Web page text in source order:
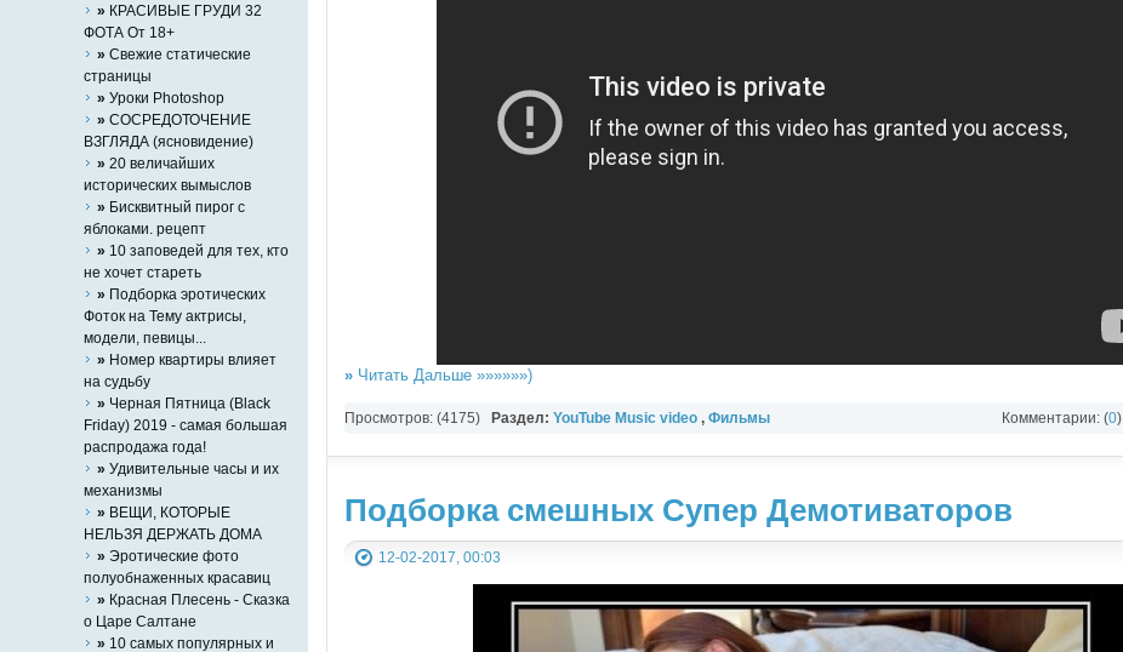
»Читать Дальше »»»»»»)
Комментарии: (0)
Просмотров: (4175) Раздел: YouTube Music video , Фильмы
Подборка смешных Супер Демотиваторов
12-02-2017, 00:03
» КРАСИВЫЕ ГРУДИ 32
ФОТА От 18+
» Свежие статические
страницы
» Уроки Photoshop
» СОСРЕДОТОЧЕНИЕ
ВЗГЛЯДА (ясновидение)
» 20 величайших
исторических вымыслов
» Бисквитный пирог с
яблоками. рецепт
» 10 заповедей для тех, кто
не хочет стареть
» Подборка эротических
Фоток на Тему актрисы,
модели, певицы...
» Номер квартиры влияет
на судьбу
» Черная Пятница (Black
Friday) 2019 - самая большая
распродажа года!
» Удивительные часы и их
механизмы
» ВЕЩИ, КОТОРЫЕ
НЕЛЬЗЯ ДЕРЖАТЬ ДОМА
» Эротические фото
полуобнаженных красавиц
» Красная Плесень - Сказка
о Царе Салтане
» 10 самых популярных и